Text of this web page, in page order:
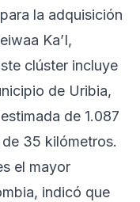
la adquisición
Ka’I,
clúster incluye
de Uribia,
de 1.087
35 kilómetros.
el mayor
indicó que